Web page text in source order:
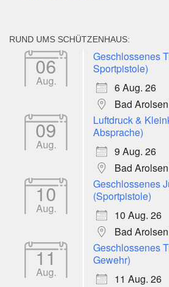
RUND UMS SCHÜTZENHAUS:
06
Aug.
Geschlossenes
Sportpistole)
6 Aug. 26
Bad Arolsen
09
Aug.
Luftdruck &
Absprache)
9 Aug. 26
Bad Arolsen
10
Aug.
Geschlossenes
(Sportpistole)
10 Aug. 26
Bad Arolsen
11
Aug.
Geschlossenes
Gewehr)
11 Aug. 26